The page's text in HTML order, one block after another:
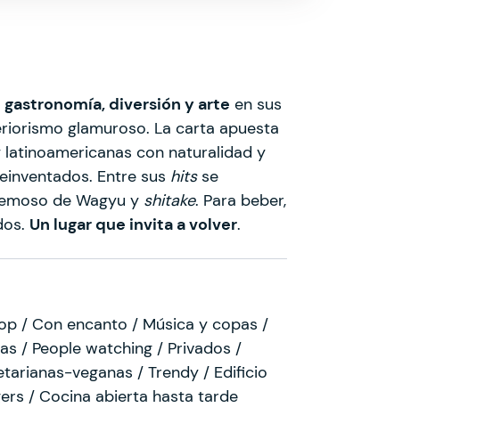
gastronomía, diversión y arte en sus
glamuroso. La carta apuesta
con naturalidad y
Entre sus hitsse
de Wagyu y shitake. Para beber,
Un lugar que invita a volver.
/ Con encanto / Música y copas /
/ People watching / Privados /
veganas / Trendy / Edificio
/ Cocina abierta hasta tarde